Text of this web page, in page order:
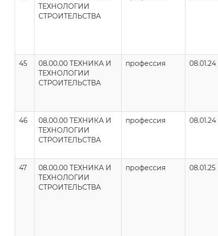
ТЕХНОЛОГИИ
СТРОИТЕЛЬСТВА
45
08.00.00 ТЕХНИКА И
ТЕХНОЛОГИИ
СТРОИТЕЛЬСТВА
профессия 08.01.24
46
08.00.00 ТЕХНИКА И
ТЕХНОЛОГИИ
СТРОИТЕЛЬСТВА
профессия 08.01.24
47
08.00.00 ТЕХНИКА И
ТЕХНОЛОГИИ
СТРОИТЕЛЬСТВА
профессия 08.01.25